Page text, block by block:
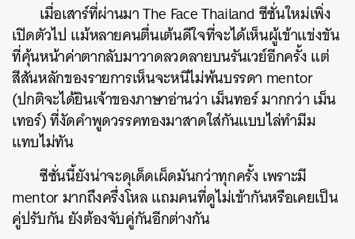
เมื่อเสาร์ที่ผ่านมา The Face Thailand ซีซั่นใหม่เพิ่ง
เปิดตัวไป แม้หลายคนตื่นเต้นดีใจที่จะได้เห็นผู้เข้าแข่งขัน
ที่คุ้นหน้าค่าตากลับมาวาดลวดลายบนรันเวย์อีกครั้ง แต่
สีสันหลักของรายการเห็นจะหนีไม่พ้นบรรดา mentor
(ปกติจะได้ยินเจ้าของภาษาอ่านว่า เม็นทอร์ มากกว่า เม็น
เทอร์) ที่งัดคำพูดวรรคทองมาสาดใส่กันแบบไล่ทำมีม
แทบไม่ทัน
ซีซั่นนี้ยังน่าจะดุเด็ดเผ็ดมันกว่าทุกครั้ง เพราะมี
mentor มากถึงครึ่งโหล แถมคนที่ดูไม่เข้ากันหรือเคยเป็น
คู่ปรับกัน ยังต้องจับคู่กันอีกต่างกัน